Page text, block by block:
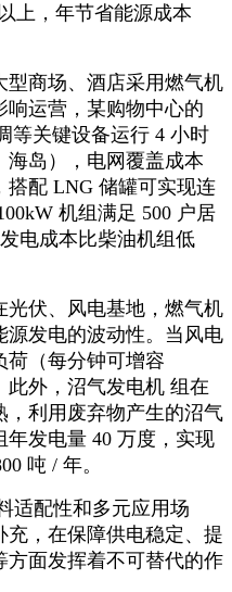
以上，年节省能源成本
型商场、酒店采用燃气机
运营，某购物中心的
等关键设备运行 4 小时
海岛），电网覆盖成本
搭配 LNG 储罐可实现连
机组满足 500 户居
电成本比柴油机组低
光伏、风电基地，燃气机
源发电的波动性。当风电
荷（每分钟可增容
此外，沼气发电机 组在
，利用废弃物产生的沼气
年发电量 40 万度，实现
吨 / 年。
适配性和多元应用场
，在保障供电稳定、提
方面发挥着不可替代的作